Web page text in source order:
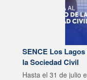
SENCE Los
la Sociedad Civil
Hasta el 31 de julio